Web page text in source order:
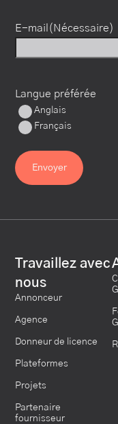
E-mail (Nécessaire)
Langue préférée
Anglais
Français
Travaillez avec
nous
Annonceur
Agence
Donneur de licence
Plateformes
Projets
Partenaire
fournisseur